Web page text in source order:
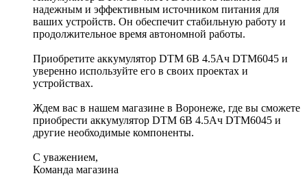
надежным и эффективным источником питания для
ваших устройств. Он обеспечит стабильную работу и
продолжительное время автономной работы.
Приобретите аккумулятор DTM 6В 4.5Ач DTM6045 и
уверенно используйте его в своих проектах и
устройствах.
Ждем вас в нашем магазине в Воронеже, где вы сможете
приобрести аккумулятор DTM 6В 4.5Ач DTM6045 и
другие необходимые компоненты.
С уважением,
Команда магазина